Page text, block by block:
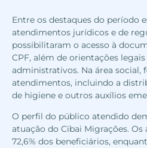
Entre os destaques do período
atendimentos jurídicos e de
possibilitaram o acesso à
CPF, além de orientações
administrativos. Na área social,
atendimentos, incluindo a
de higiene e outros auxílios
O perfil do público atendido
atuação do Cibai Migrações.
72,6% dos beneficiários,